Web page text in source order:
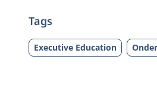
Tags
Executive Education